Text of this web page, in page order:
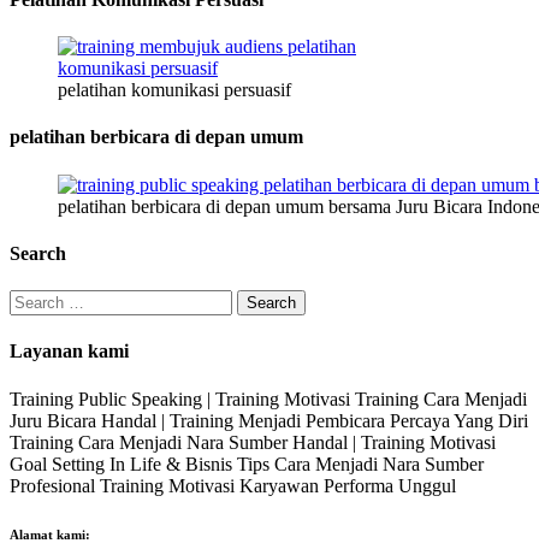
pelatihan komunikasi persuasif
pelatihan berbicara di depan umum
pelatihan berbicara di depan umum bersama Juru Bicara
Search
Search
for:
Layanan kami
Training Public Speaking | Training Motivasi Training Cara Menjadi
Juru Bicara Handal | Training Menjadi Pembicara Percaya Yang Diri
Training Cara Menjadi Nara Sumber Handal | Training Motivasi
Goal Setting In Life & Bisnis Tips Cara Menjadi Nara Sumber
Profesional Training Motivasi Karyawan Performa Unggul
Alamat kami: